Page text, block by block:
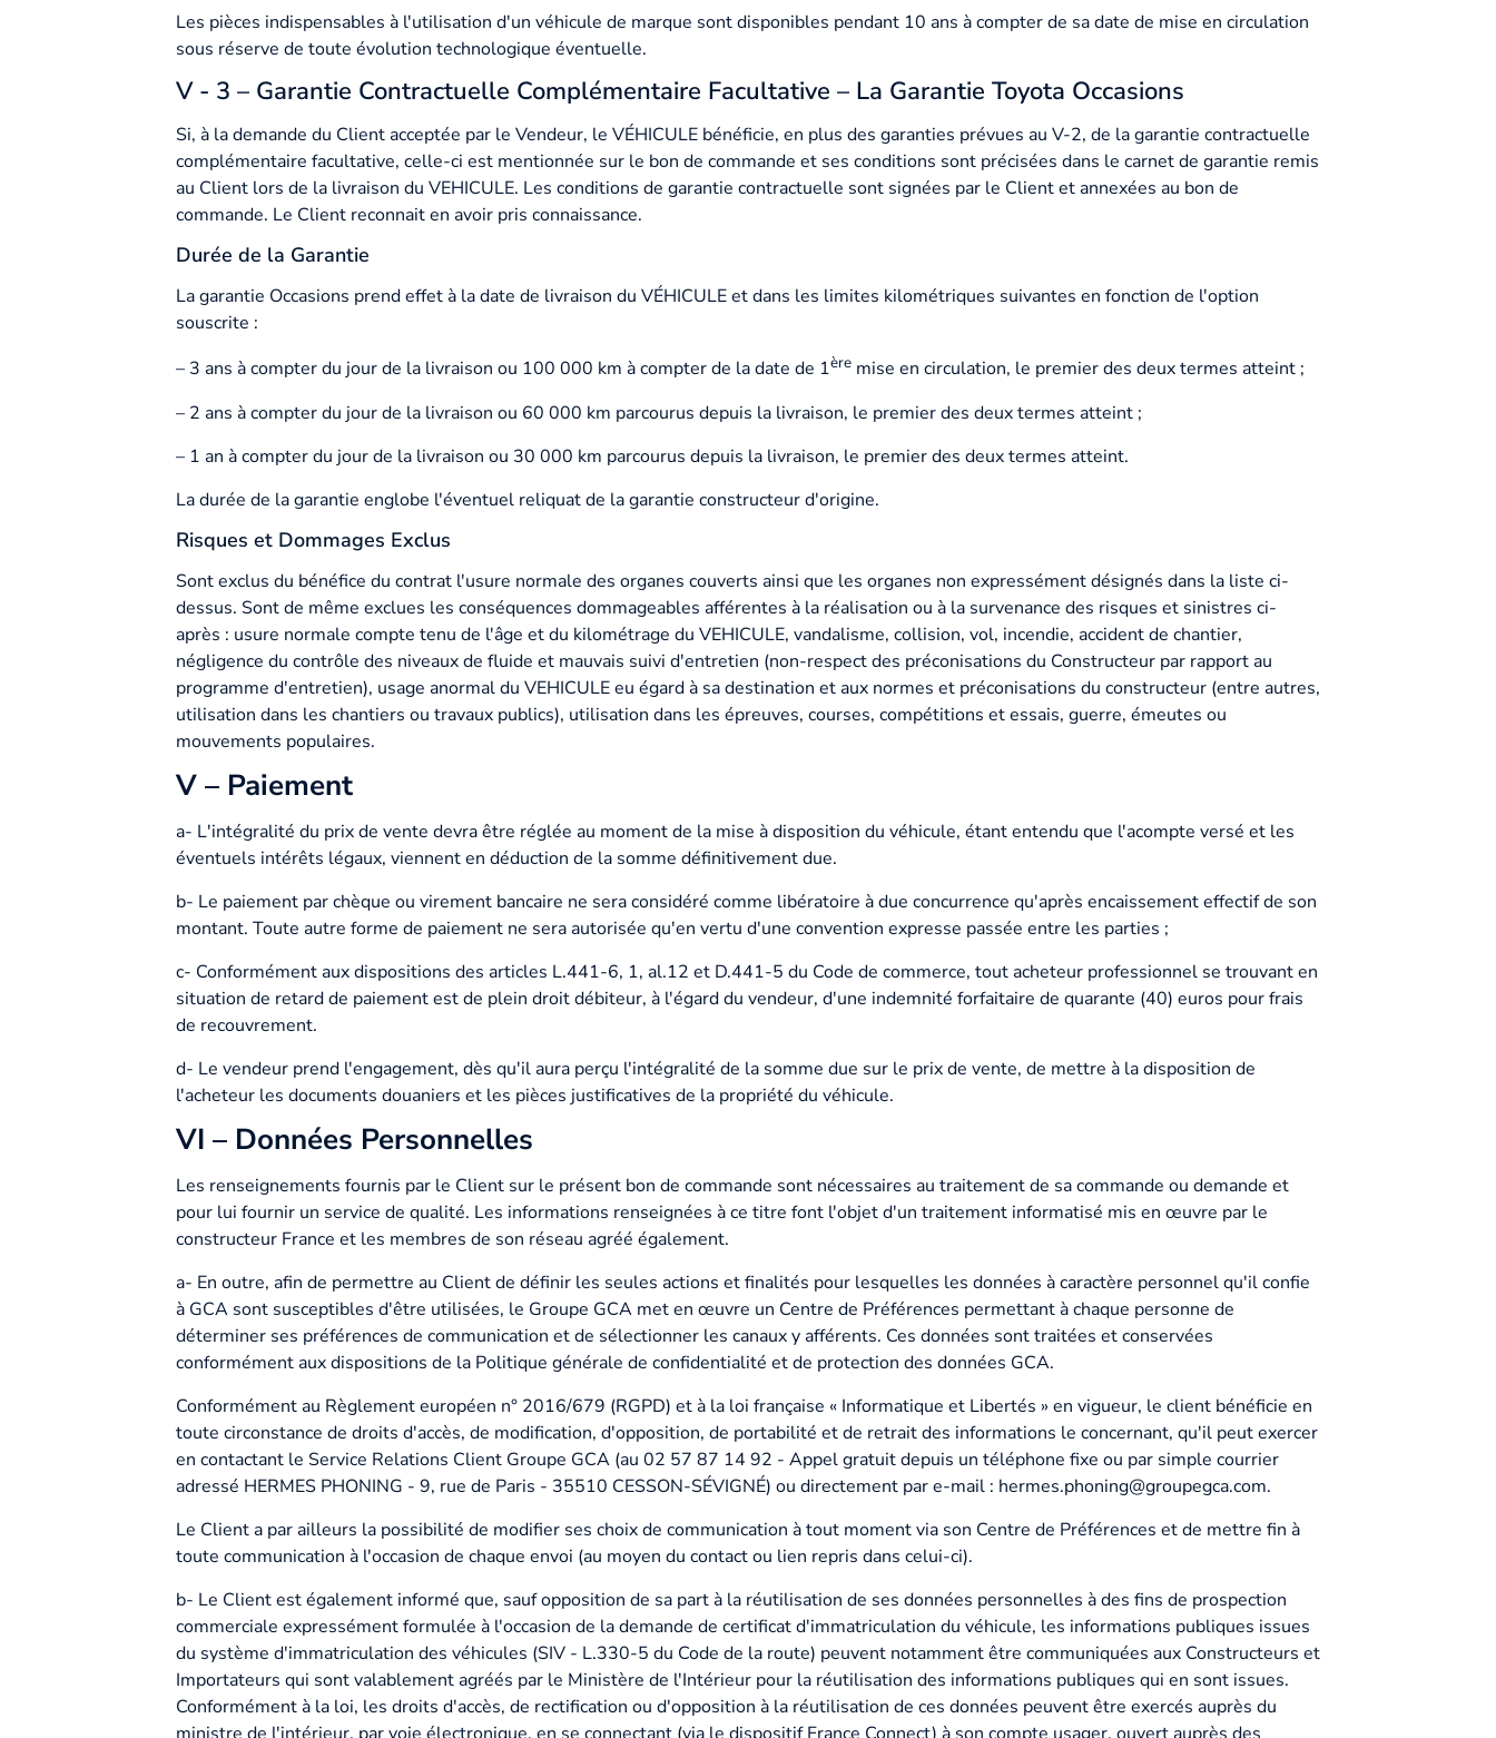
Les pièces indispensables à l'utilisation d'un véhicule de marque sont disponibles pendant 10 ans à compter de sa date de mise en circulation
sous réserve de toute évolution technologique éventuelle.
V - 3 – Garantie Contractuelle Complémentaire Facultative – La Garantie Toyota Occasions
Si, à la demande du Client acceptée par le Vendeur, le VÉHICULE bénéficie, en plus des garanties prévues au V-2, de la garantie contractuelle
complémentaire facultative, celle-ci est mentionnée sur le bon de commande et ses conditions sont précisées dans le carnet de garantie remis
au Client lors de la livraison du VEHICULE. Les conditions de garantie contractuelle sont signées par le Client et annexées au bon de
commande. Le Client reconnait en avoir pris connaissance.
Durée de la Garantie
La garantie Occasions prend effet à la date de livraison du VÉHICULE et dans les limites kilométriques suivantes en fonction de l'option
souscrite :
– 3 ans à compter du jour de la livraison ou 100 000 km à compter de la date de 1èremise en circulation, le premier des deux termes atteint ;
– 2 ans à compter du jour de la livraison ou 60 000 km parcourus depuis la livraison, le premier des deux termes atteint ;
– 1 an à compter du jour de la livraison ou 30 000 km parcourus depuis la livraison, le premier des deux termes atteint.
La durée de la garantie englobe l'éventuel reliquat de la garantie constructeur d'origine.
Risques et Dommages Exclus
Sont exclus du bénéfice du contrat l'usure normale des organes couverts ainsi que les organes non expressément désignés dans la liste ci-
dessus. Sont de même exclues les conséquences dommageables afférentes à la réalisation ou à la survenance des risques et sinistres ci-
après : usure normale compte tenu de l'âge et du kilométrage du VEHICULE, vandalisme, collision, vol, incendie, accident de chantier,
négligence du contrôle des niveaux de fluide et mauvais suivi d'entretien (non-respect des préconisations du Constructeur par rapport au
programme d'entretien), usage anormal du VEHICULE eu égard à sa destination et aux normes et préconisations du constructeur (entre autres,
utilisation dans les chantiers ou travaux publics), utilisation dans les épreuves, courses, compétitions et essais, guerre, émeutes ou
mouvements populaires.
V – Paiement
a- L'intégralité du prix de vente devra être réglée au moment de la mise à disposition du véhicule, étant entendu que l'acompte versé et les
éventuels intérêts légaux, viennent en déduction de la somme définitivement due.
b- Le paiement par chèque ou virement bancaire ne sera considéré comme libératoire à due concurrence qu'après encaissement effectif de son
montant. Toute autre forme de paiement ne sera autorisée qu'en vertu d'une convention expresse passée entre les parties ;
c- Conformément aux dispositions des articles L.441-6, 1, al.12 et D.441-5 du Code de commerce, tout acheteur professionnel se trouvant en
situation de retard de paiement est de plein droit débiteur, à l'égard du vendeur, d'une indemnité forfaitaire de quarante (40) euros pour frais
de recouvrement.
d- Le vendeur prend l'engagement, dès qu'il aura perçu l'intégralité de la somme due sur le prix de vente, de mettre à la disposition de
l'acheteur les documents douaniers et les pièces justificatives de la propriété du véhicule.
VI – Données Personnelles
Les renseignements fournis par le Client sur le présent bon de commande sont nécessaires au traitement de sa commande ou demande et
pour lui fournir un service de qualité. Les informations renseignées à ce titre font l'objet d'un traitement informatisé mis en œuvre par le
constructeur France et les membres de son réseau agréé également.
a- En outre, afin de permettre au Client de définir les seules actions et finalités pour lesquelles les données à caractère personnel qu'il confie
à GCA sont susceptibles d'être utilisées, le Groupe GCA met en œuvre un Centre de Préférences permettant à chaque personne de
déterminer ses préférences de communication et de sélectionner les canaux y afférents. Ces données sont traitées et conservées
conformément aux dispositions de la Politique générale de confidentialité et de protection des données GCA.
Conformément au Règlement européen n° 2016/679 (RGPD) et à la loi française « Informatique et Libertés » en vigueur, le client bénéficie en
toute circonstance de droits d'accès, de modification, d'opposition, de portabilité et de retrait des informations le concernant, qu'il peut exercer
en contactant le Service Relations Client Groupe GCA (au 02 57 87 14 92 - Appel gratuit depuis un téléphone fixe ou par simple courrier
adressé HERMES PHONING - 9, rue de Paris - 35510 CESSON-SÉVIGNÉ) ou directement par e-mail : hermes.phoning@groupegca.com.
Le Client a par ailleurs la possibilité de modifier ses choix de communication à tout moment via son Centre de Préférences et de mettre fin à
toute communication à l'occasion de chaque envoi (au moyen du contact ou lien repris dans celui-ci).
b- Le Client est également informé que, sauf opposition de sa part à la réutilisation de ses données personnelles à des fins de prospection
commerciale expressément formulée à l'occasion de la demande de certificat d'immatriculation du véhicule, les informations publiques issues
du système d'immatriculation des véhicules (SIV - L.330-5 du Code de la route) peuvent notamment être communiquées aux Constructeurs et
Importateurs qui sont valablement agréés par le Ministère de l'Intérieur pour la réutilisation des informations publiques qui en sont issues.
Conformément à la loi, les droits d'accès, de rectification ou d'opposition à la réutilisation de ces données peuvent être exercés auprès du
ministre de l'intérieur, par voie électronique, en se connectant (via le dispositif France Connect) à son compte usager, ouvert auprès des